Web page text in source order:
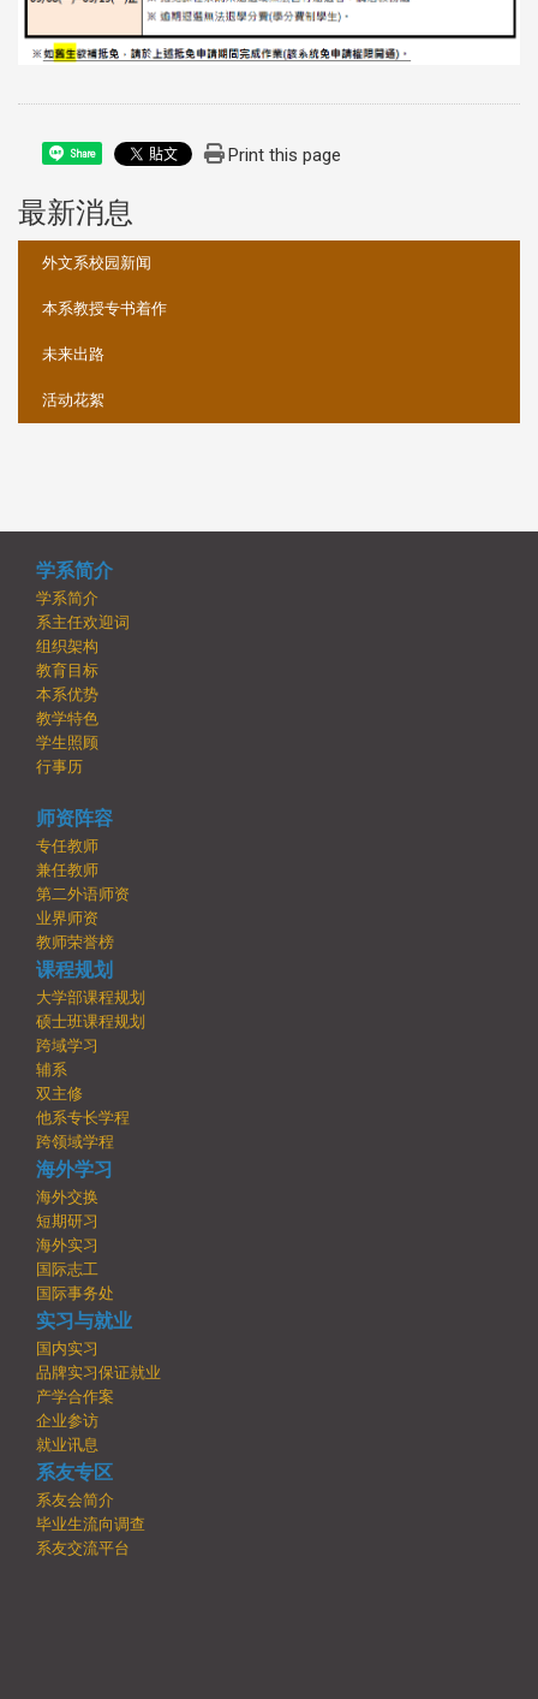
Share Print this page
最新消息
外文系校园新闻
本系教授专书着作
未来出路
活动花絮
学系简介
学系简介
系主任欢迎词
组织架构
教育目标
本系优势
教学特色
学生照顾
行事历
师资阵容
专任教师
兼任教师
第二外语师资
业界师资
教师荣誉榜
课程规划
大学部课程规划
硕士班课程规划
跨域学习
辅系
双主修
他系专长学程
跨领域学程
海外学习
海外交换
短期研习
海外实习
国际志工
国际事务处
实习与就业
国内实习
品牌实习保证就业
产学合作案
企业参访
就业讯息
系友专区
系友会简介
毕业生流向调查
系友交流平台